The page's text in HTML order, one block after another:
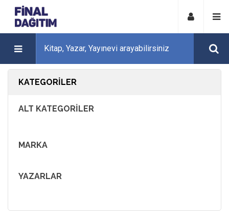
KATEGORILER
ALT KATEGORILER
MARKA
YAZARLAR